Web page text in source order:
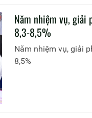
Năm nhiệm vụ, giải
8,3-8,5%
Năm nhiệm vụ, giải
8,5%